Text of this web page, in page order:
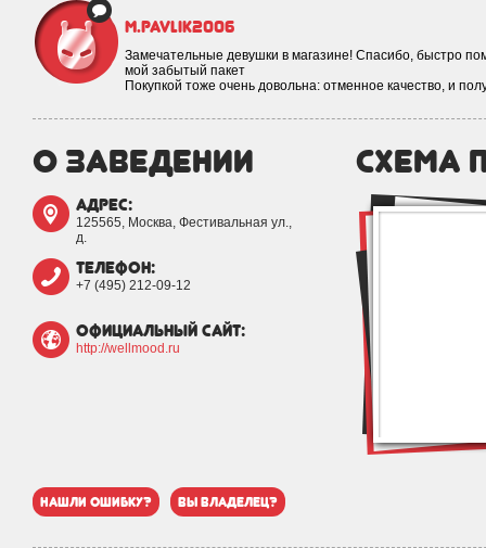
m.pavlik2006
Замечательные девушки в магазине! Спасибо, быстро
мой забытый пакет
Покупкой тоже очень довольна: отменное качество, и
о заведении
адрес:
125565, Москва, Фестивальная ул.,
д.
телефон:
+7 (495) 212-09-12
официальный сайт:
http://wellmood.ru
схема
нашли ошибку? вы владелец?